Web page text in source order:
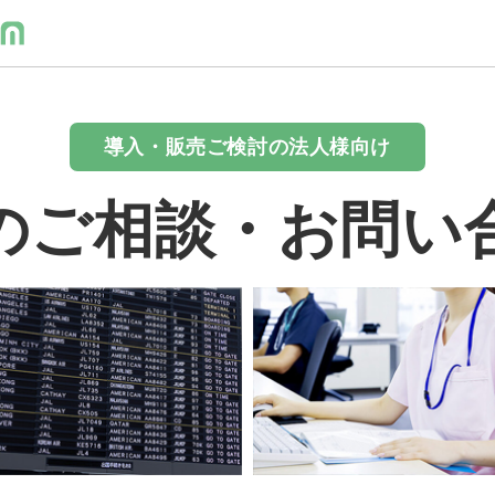
導入・販売ご検討の法人様向け
ご相談・お問い